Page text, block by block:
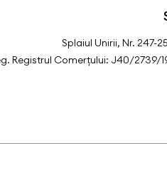
Splaiul Unirii, Nr. 247-
Registrul Comerțului: J40/2739/